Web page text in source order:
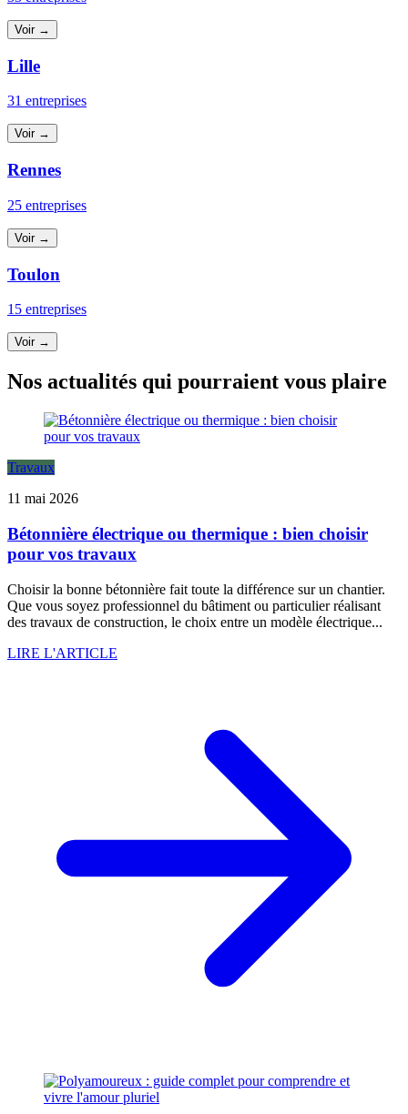
Voir →
Lille
31 entreprises
Voir →
Rennes
25 entreprises
Voir →
Toulon
15 entreprises
Voir →
Nos actualités qui pourraient vous plaire
Travaux
11 mai 2026
Bétonnière électrique ou thermique : bien choisir
pour vos travaux
Choisir la bonne bétonnière fait toute la différence sur un chantier.
Que vous soyez professionnel du bâtiment ou particulier réalisant
des travaux de construction, le choix entre un modèle électrique...
LIRE L'ARTICLE